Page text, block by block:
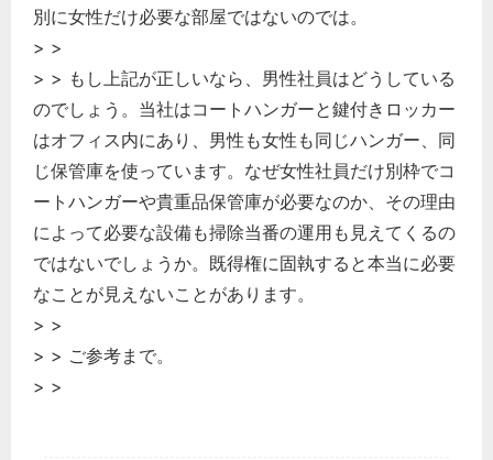
別に女性だけ必要な部屋ではないのでは。
> >
> > もし上記が正しいなら、男性社員はどうしている
のでしょう。当社はコートハンガーと鍵付きロッカー
はオフィス内にあり、男性も女性も同じハンガー、同
じ保管庫を使っています。なぜ女性社員だけ別枠でコ
ートハンガーや貴重品保管庫が必要なのか、その理由
によって必要な設備も掃除当番の運用も見えてくるの
ではないでしょうか。既得権に固執すると本当に必要
なことが見えないことがあります。
> >
> > ご参考まで。
> >